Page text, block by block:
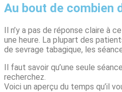
Au bout de combien
Il n’y a pas de réponse claire à
une heure. La plupart des
de sevrage tabagique, les
Il faut savoir qu’une seule
recherchez.
Voici un aperçu du temps qu’il